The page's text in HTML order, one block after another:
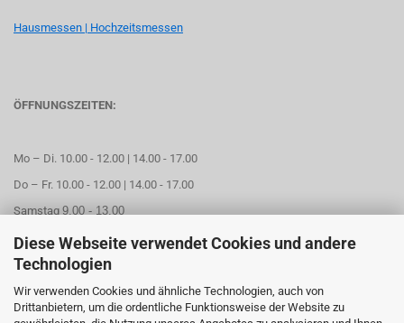
Diese Webseite verwendet Cookies und andere
Technologien
Wir verwenden Cookies und ähnliche Technologien, auch von
Drittanbietern, um die ordentliche Funktionsweise der Website zu
Hausmessen | Hochzeitsmessen
ÖFFNUNGSZEITEN:
Mo – Di. 10.00 - 12.00 | 14.00 - 17.00
Do – Fr. 10.00 - 12.00 | 14.00 - 17.00
Samstag 9.00 - 13.00
Mittwoch geschlossen
Online Termin aussuchen